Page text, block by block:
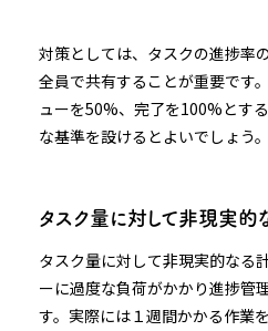
対策としては、タスクの進捗率
全員で共有することが重要です
ューを50%、完了を100%とす
な基準を設けるとよいでしょう。
タスク量に対して非現実的
タスク量に対して非現実的なる
ーに過度な負荷がかかり進捗管
す。実際には１週間かかる作業